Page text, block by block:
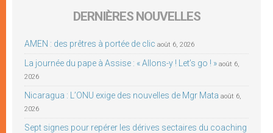
DERNIÈRES NOUVELLES
AMEN : des prêtres à portée de clic août 6, 2026
La journée du pape à Assise : « Allons-y ! Let’s go ! » août 6,
2026
Nicaragua : L’ONU exige des nouvelles de Mgr Mata août 6,
2026
Sept signes pour repérer les dérives sectaires du coaching